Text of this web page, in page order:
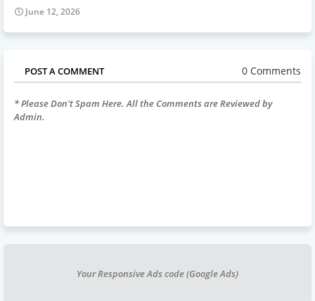
June 12, 2026
POST A COMMENT 0 Comments
* Please Don't Spam Here. All the Comments are Reviewed by
Admin.
Your Responsive Ads code (Google Ads)